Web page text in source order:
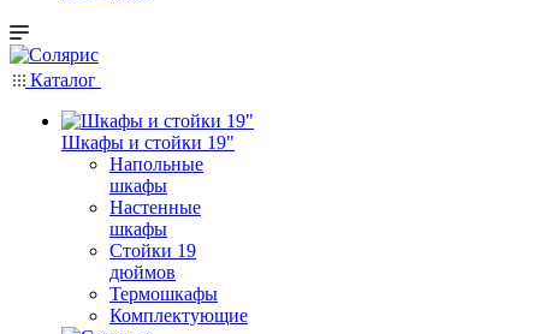
Каталог
Шкафы и стойки 19"
Напольные
шкафы
Настенные
шкафы
Стойки 19
дюймов
Термошкафы
Комплектующие